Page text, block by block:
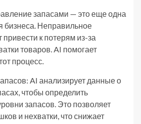
запасами — это еще одна
бизнеса. Неправильное
к потерям из-за
товаров. AI помогает
процесс.
AI анализирует данные о
чтобы определить
запасов. Это позволяет
и нехватки, что снижает